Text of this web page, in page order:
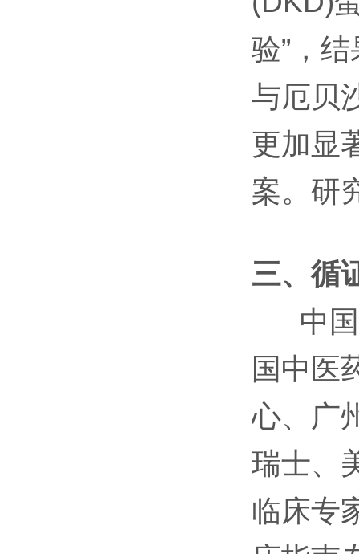
验”，
与厄贝
更加显
案。研
三、循
中国
国中医
心、广
瑞士、
临床专